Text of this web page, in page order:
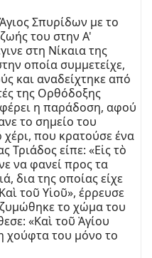
Σπυρίδων με το
του στην Α'
στη Νίκαια της
οποία συμμετείχε,
και αναδείχτηκε από
της Ορθόδοξης
η παράδοση, αφού
το σημείο του
χέρι, που κρατούσε ένα
Τριάδος είπε: «Εἰς τὸ
να φανεί προς τα
δια της οποίας είχε
τοῦ Υἱοῦ», έρρευσε
το χώμα του
«Καὶ τοῦ Ἁγίου
χούφτα του μόνο το